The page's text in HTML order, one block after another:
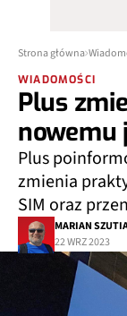
Strona główna
WIADOMOŚCI
Plus
nowemu
Plus
zmienia
SIM oraz
MARIAN
22 WRZ 2023